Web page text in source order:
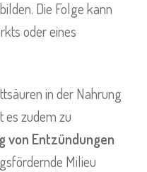
Die Folge kann
oder eines
in der Nahrung
es zudem zu
von Entzündungen
Milieu